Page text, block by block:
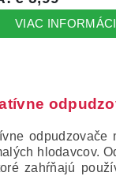
hlodavcov.
zahŕňajú